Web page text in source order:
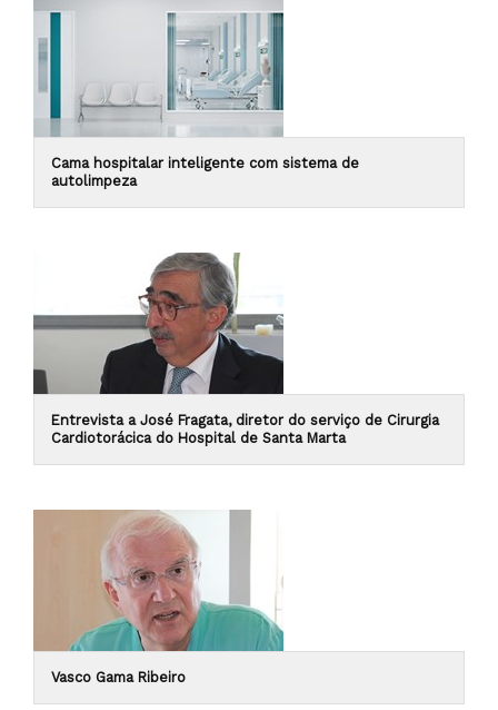
Cama hospitalar inteligente com sistema de
autolimpeza
Entrevista a José Fragata, diretor do serviço de Cirurgia
Cardiotorácica do Hospital de Santa Marta
Vasco Gama Ribeiro